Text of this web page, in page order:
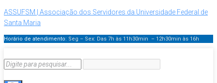
ASSUFSM | Associação dos Servidores da Universidade Federal de
Santa Maria
Horário de atendimento: Seg – Sex: Das 7h às 11h30min – 12h30min às 16h